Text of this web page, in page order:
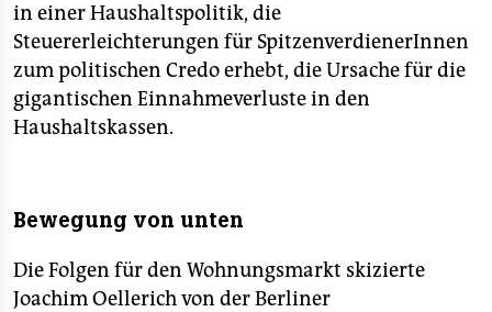
veranstaltungen
fragen & hilfe
unterstützen
genossenschaft
epaper login
in einer Haushaltspolitik, die
Steuererleichterungen für SpitzenverdienerInnen
zum politischen Credo erhebt, die Ursache für die
gigantischen Einnahmeverluste in den
Haushaltskassen.
Bewegung von unten
Die Folgen für den Wohnungsmarkt skizierte
Joachim Oellerich von der Berliner